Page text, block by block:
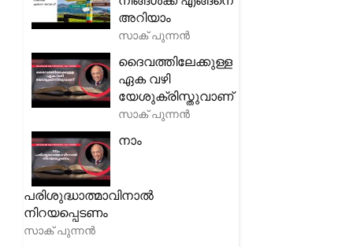
അറിയാം
സാക് പുന്നൻ
ദൈവത്തിലേക്കുള്ള
ഏക വഴി
യേശുക്രിസ്തുവാണ്
സാക് പുന്നൻ
നാം
പരിശുദ്ധാത്മാവിനാൽ
നിറയപ്പെടണം
സാക് പുന്നൻ